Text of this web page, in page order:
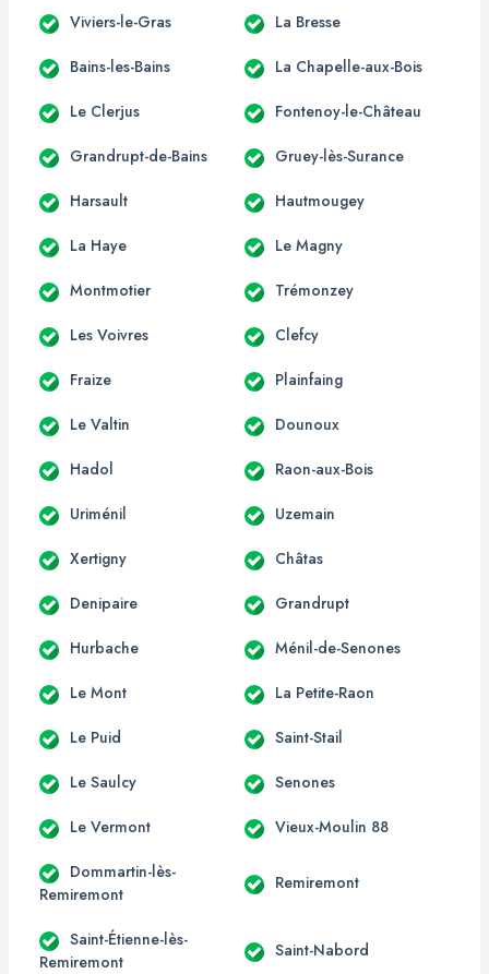
Viviers-le-Gras La Bresse
Bains-les-Bains La Chapelle-aux-Bois
Le Clerjus Fontenoy-le-Château
Grandrupt-de-Bains Gruey-lès-Surance
Harsault Hautmougey
La Haye Le Magny
Montmotier Trémonzey
Les Voivres Clefcy
Fraize Plainfaing
Le Valtin Dounoux
Hadol Raon-aux-Bois
Uriménil Uzemain
Xertigny Châtas
Denipaire Grandrupt
Hurbache Ménil-de-Senones
Le Mont La Petite-Raon
Le Puid Saint-Stail
Le Saulcy Senones
Le Vermont Vieux-Moulin 88
Dommartin-lès-
Remiremont
Remiremont
Saint-Étienne-lès-
Remiremont
Saint-Nabord